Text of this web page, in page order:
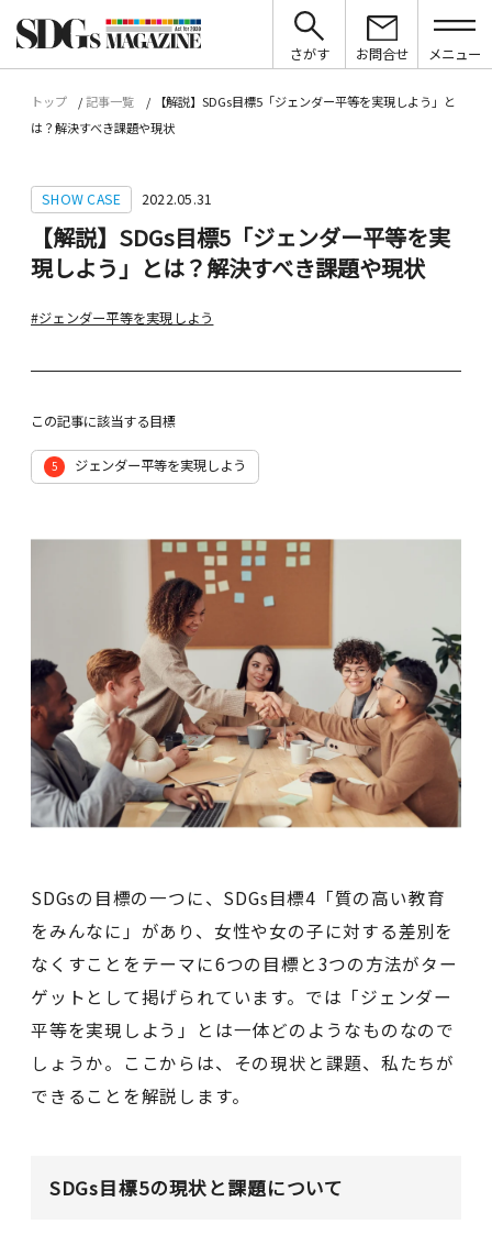
さがす お問合せ メニュー
トップ 記事一覧
【解説】SDGs目標5「ジェンダー平等を実現しよう」と
は？解決すべき課題や現状
SHOW CASE 2022.05.31
【解説】SDGs目標5「ジェンダー平等を実
現しよう」とは？解決すべき課題や現状
#ジェンダー平等を実現しよう
この記事に該当する目標
5 ジェンダー平等を実現しよう
SDGsの目標の一つに、SDGs目標4「質の高い教育
をみんなに」があり、女性や女の子に対する差別を
なくすことをテーマに6つの目標と3つの方法がター
ゲットとして掲げられています。では「ジェンダー
平等を実現しよう」とは一体どのようなものなので
しょうか。ここからは、その現状と課題、私たちが
できることを解説します。
SDGs目標5の現状と課題について